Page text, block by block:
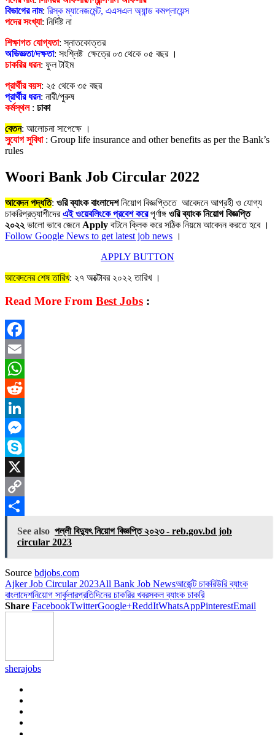
বিভাগের নাম: রিস্ক ম্যানেজমেন্ট, এএসএল অ্যান্ড কমপ্লায়েন্স
পদের সংখ্যা: নির্দিষ্ট না
শিক্ষাগত যোগ্যতা: স্নাতকোত্তর
অভিজ্ঞতা/দক্ষতা: সংশ্লিষ্ট ক্ষেত্রে ০৩ থেকে ০৫ বছর ।
চাকরির ধরন: ফুল টাইম
প্রার্থীর বয়স: ২৫ থেকে ৩৫ বছর
প্রার্থীর ধরন: নারী/পুরুষ
কর্মস্থল : ঢাকা
বেতন: আলোচনা সাপেক্ষে ।
সুযোগ সুবিধা: Group life insurance and other benefits as per the Bank’s
rules
Woori Bank Job Circular 2022
আবেদন পদ্ধতি: ওরি ব্যাংক বাংলাদেশনিয়োগ বিজ্ঞপ্তিতে আবেদনে আগ্রহী ও যোগ্য
চাকরিপ্রত্যাশীদেরএই ওয়েবলিংকে প্রবেশ করেপূর্ণাঙ্গ ওরি ব্যাংকনিয়োগ বিজ্ঞপ্তি
২০২২ ভালো ভাবে জেনে Apply বাটনে ক্লিক করে সঠিক নিয়মে আবেদন করতে হবে ।
Follow Google News to get latest job news ।
APPLY BUTTON
আবেদনের শেষ তারিখ: ২৭ অক্টোবর ২০২২ তারিখ ।
Read More From Best Jobs :
Facebook
Email
WhatsApp
Reddit
LinkedIn
Messenger
Skype
X
Copy
Link
Share
See also পল্লী বিদ্যুৎ নিয়োগ বিজ্ঞপ্তি ২০২৩ - reb.gov.bd job
circular 2023
Source bdjobs.com
Ajker Job Circular 2023All Bank Job Newsআর্জেন্ট চাকরিউরি ব্যাংক
বাংলাদেশনিয়োগ সার্কুলারপ্রতিদিনের চাকরির খবরসকল ব্যাংক চাকরি
Share FacebookTwitterGoogle+ReddItWhatsAppPinterestEmail
sherajobs